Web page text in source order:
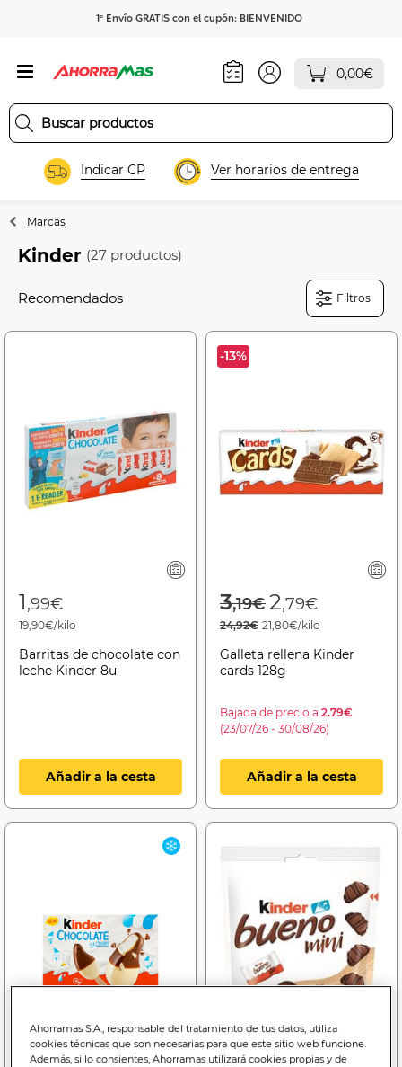
1º Envío GRATIS con el cupón: BIENVENIDO
0,00€
Indicar CP Ver horarios de entrega
Marcas
Kinder (27 productos)
Filtros
1,99€
19,90€/kilo
Barritas de chocolate con
leche Kinder 8u
Añadir a la cesta
-13%
Price reduced
3,19€to
2,79€
24,92€ 21,80€/kilo
Galleta rellena Kinder
cards 128g
Bajada de precio a 2.79€
(23/07/26 - 30/08/26)
Añadir a la cesta
Ahorramas S.A., responsable del tratamiento de tus datos, utiliza
cookies técnicas que son necesarias para que este sitio web funcione.
Además, si lo consientes, Ahorramas utilizará cookies propias y de